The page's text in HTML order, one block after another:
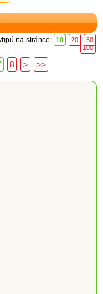
na stránce: 10 20
50
100
8 > >>